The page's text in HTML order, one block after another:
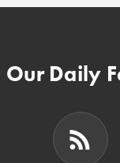
Our Daily